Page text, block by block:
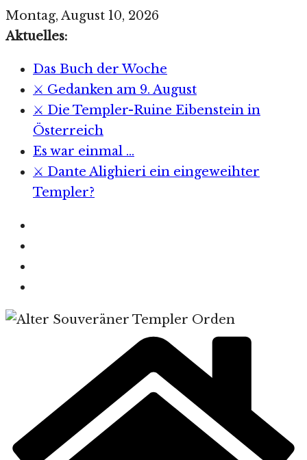
Zum
Inhalt
Montag, August 10, 2026
Aktuelles:
Das Buch der Woche
⚔️ Gedanken am 9. August
⚔️ Die Templer-Ruine Eibenstein in
Österreich
Es war einmal …
⚔️ Dante Alighieri ein eingeweihter
Templer?